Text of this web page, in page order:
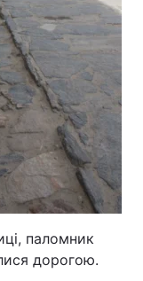
паломник
дорогою.